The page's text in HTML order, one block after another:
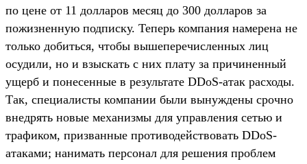
по цене от 11 долларов месяц до 300 долларов за
пожизненную подписку. Теперь компания намерена не
только добиться, чтобы вышеперечисленных лиц
осудили, но и взыскать с них плату за причиненный
ущерб и понесенные в результате DDoS-атак расходы.
Так, специалисты компании были вынуждены срочно
внедрять новые механизмы для управления сетью и
трафиком, призванные противодействовать DDoS-
атаками; нанимать персонал для решения проблем